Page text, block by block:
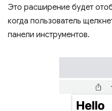
Это расширение будет
когда пользователь
панели инструментов.